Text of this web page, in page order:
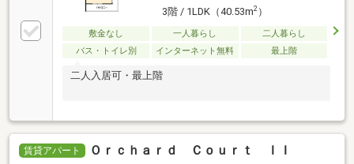
3階 / 1LDK（40.53m2）
敷金なし 一人暮らし
二人暮らし
バス・トイレ別
インターネット無料 最上階
二人入居可・最上階
賃貸アパート Ｏｒｃｈａｒｄ Ｃｏｕｒｔ ＩＩ